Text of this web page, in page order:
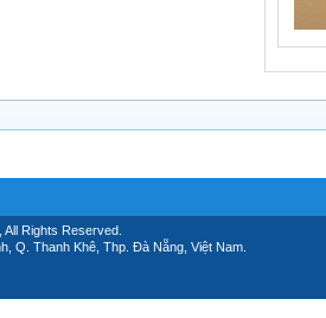
Rights Reserved.
Q. Thanh Khê, Thp. Đà Nẵng, Việt Nam.